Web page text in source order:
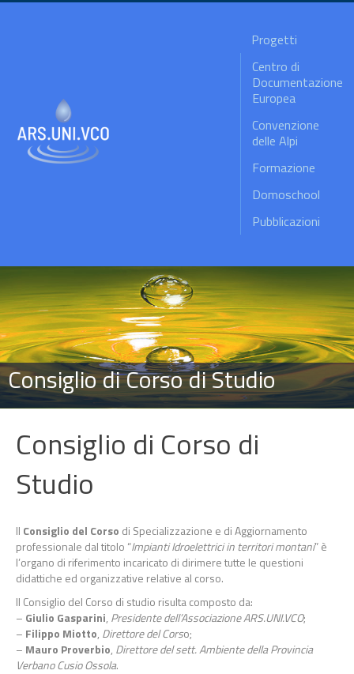
Progetti
Centro di
Documentazione
Europea
Convenzione
delle Alpi
Formazione
Domoschool
Pubblicazioni
Consiglio di Corso di Studio
Consiglio di Corso di
Studio
Il Consiglio del Corso di Specializzazione e di Aggiornamento
professionale dal titolo “Impianti Idroelettrici in territori montani” è
l’organo di riferimento incaricato di dirimere tutte le questioni
didattiche ed organizzative relative al corso.
Il Consiglio del Corso di studio risulta composto da:
– Giulio Gasparini, Presidente dell’Associazione ARS.UNI.VCO;
– Filippo Miotto, Direttore del Corso;
– Mauro Proverbio, Direttore del sett. Ambiente della Provincia
Verbano Cusio Ossola.